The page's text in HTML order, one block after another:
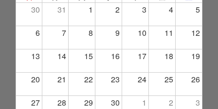
30 31 1 2 3 4 5
6 7 8 9 10 11 12
13 14 15 16 17 18 19
20 21 22 23 24 25 26
27 28 29 30 1 2 3